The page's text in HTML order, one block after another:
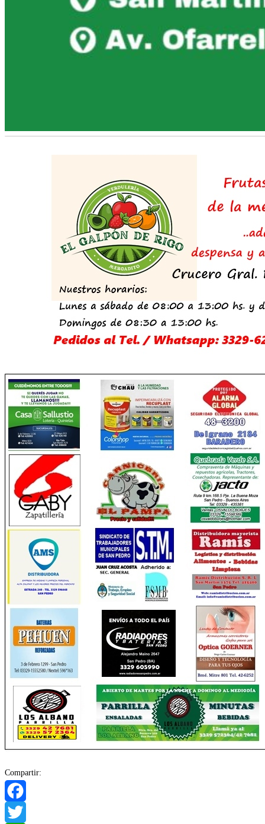
Compartir:
Facebook